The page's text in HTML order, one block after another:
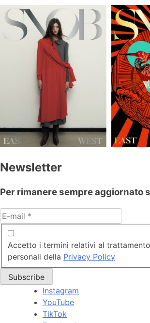
Newsletter
Per rimanere sempre aggiornato
Accetto i termini relativi al
personali della Privacy Policy
Instagram
YouTube
TikTok